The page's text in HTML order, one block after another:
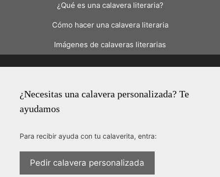
¿Qué es una calavera literaria?
Cómo hacer una calavera literaria
Imágenes de calaveras literarias
¿Necesitas una calavera personalizada? Te
ayudamos
Para recibir ayuda con tu calaverita, entra:
Pedir calavera personalizada